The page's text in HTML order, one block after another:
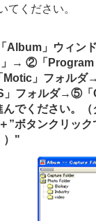
てください。
Album」ウィン
」→ ②「Program
」フォルダ
」フォルダ→⑤「
んでください。
”ボタンクリッ
）"